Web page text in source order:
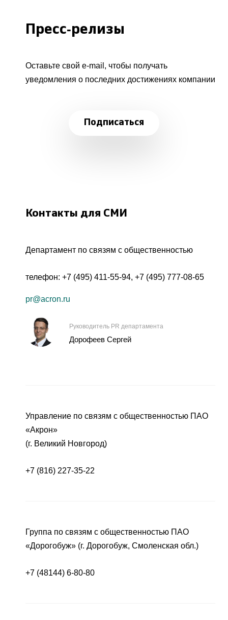
Пресс-релизы
Оставьте свой e-mail, чтобы получать
уведомления о последних достижениях компании
Подписаться
Контакты для СМИ
Департамент по связям с общественностью
телефон: +7 (495) 411-55-94, +7 (495) 777-08-65
pr@acron.ru
Руководитель PR департамента
Дорофеев Сергей
Управление по связям с общественностью ПАО
«Акрон»
(г. Великий Новгород)
+7 (816) 227-35-22
Группа по связям с общественностью ПАО
«Дорогобуж» (г. Дорогобуж, Смоленская обл.)
+7 (48144) 6-80-80